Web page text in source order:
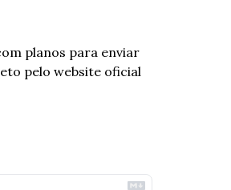
planos para enviar